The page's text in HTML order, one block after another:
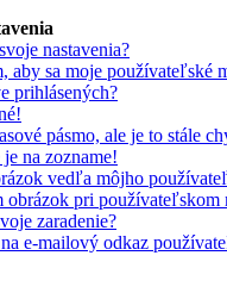
nastavenia?
aby sa moje používateľské
prihlásených?
pásmo, ale je to stále
na zozname!
vedľa môjho
obrázok pri používateľskom
zaradenie?
e-mailový odkaz